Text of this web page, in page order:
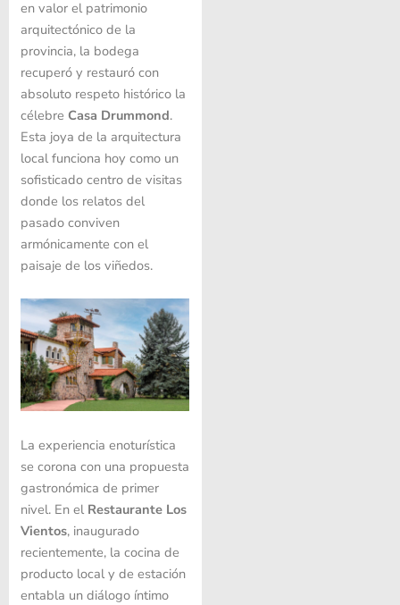
en valor el patrimonio
arquitectónico de la
provincia, la bodega
recuperó y restauró con
absoluto respeto histórico la
célebre Casa Drummond.
Esta joya de la arquitectura
local funciona hoy como un
sofisticado centro de visitas
donde los relatos del
pasado conviven
armónicamente con el
paisaje de los viñedos.
La experiencia enoturística
se corona con una propuesta
gastronómica de primer
nivel. En el Restaurante Los
Vientos, inaugurado
recientemente, la cocina de
producto local y de estación
entabla un diálogo íntimo